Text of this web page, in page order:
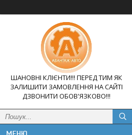
ШАНОВНІ КЛІЄНТИ!!! ПЕРЕД ТИМ ЯК
ЗАЛИШИТИ ЗАМОВЛЕННЯ НА САЙТІ
ДЗВОНИТИ ОБОВ'ЯЗКОВО!!!